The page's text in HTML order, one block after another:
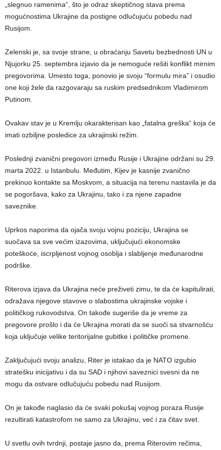
„slegnuo ramenima“, što je odraz skeptičnog stava prema
mogućnostima Ukrajine da postigne odlučujuću pobedu nad
Rusijom.
Zelenski je, sa svoje strane, u obraćanju Savetu bezbednosti UN u
Njujorku 25. septembra izjavio da je nemoguće rešiti konflikt mirnim
pregovorima. Umesto toga, ponovio je svoju “formulu mira” i osudio
one koji žele da razgovaraju sa ruskim predsednikom Vladimirom
Putinom.
Ovakav stav je u Kremlju okarakterisan kao „fatalna greška“ koja će
imati ozbiljne posledice za ukrajinski režim.
Poslednji zvanični pregovori između Rusije i Ukrajine održani su 29.
marta 2022. u Istanbulu. Međutim, Kijev je kasnije zvanično
prekinuo kontakte sa Moskvom, a situacija na terenu nastavila je da
se pogoršava, kako za Ukrajinu, tako i za njene zapadne
saveznike.
Uprkos naporima da ojača svoju vojnu poziciju, Ukrajina se
suočava sa sve većim izazovima, uključujući ekonomske
poteškoće, iscrpljenost vojnog osoblja i slabljenje međunarodne
podrške.
Riterova izjava da Ukrajina neće preživeti zimu, te da će kapitulirati,
odražava njegove stavove o slabostima ukrajinske vojske i
političkog rukovodstva. On takođe sugeriše da je vreme za
pregovore prošlo i da će Ukrajina morati da se suoči sa stvarnošću
koja uključuje velike teritorijalne gubitke i političke promene.
Zaključujući svoju analizu, Riter je istakao da je NATO izgubio
stratešku inicijativu i da su SAD i njihovi saveznici svesni da ne
mogu da ostvare odlučujuću pobedu nad Rusijom.
On je takođe naglasio da će svaki pokušaj vojnog poraza Rusije
rezultirati katastrofom ne samo za Ukrajinu, već i za čitav svet.
U svetlu ovih tvrdnji, postaje jasno da, prema Riterovim rečima,